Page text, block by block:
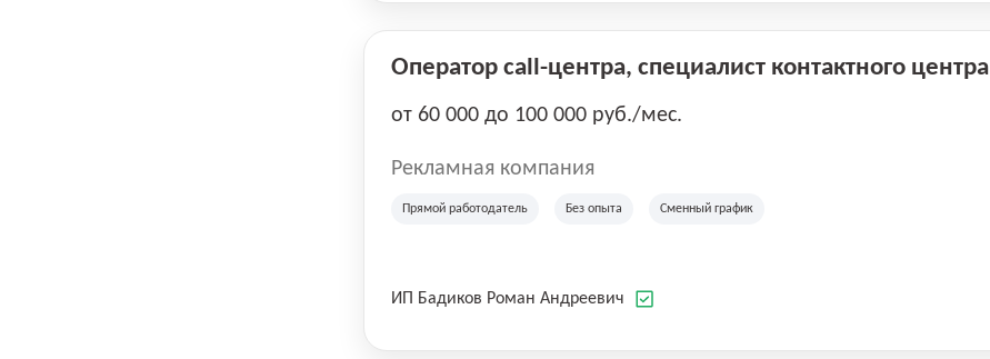
Оператор call-центра, специалист контактного центра
от 60 000 до 100 000 руб./мес.
Рекламная компания
Прямой работодатель Без опыта Сменный график
ИП Бадиков Роман Андреевич